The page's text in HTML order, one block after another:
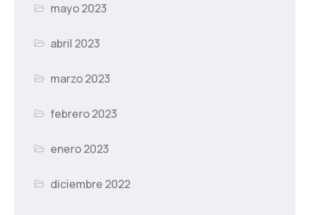
mayo 2023
abril 2023
marzo 2023
febrero 2023
enero 2023
diciembre 2022